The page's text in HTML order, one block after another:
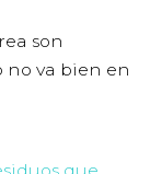
son
no va bien en